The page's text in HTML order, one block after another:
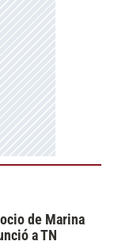
de Marina
a TN